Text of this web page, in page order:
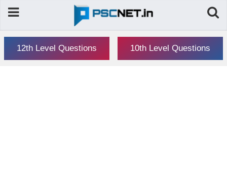
12th Level Questions 10th Level Questions